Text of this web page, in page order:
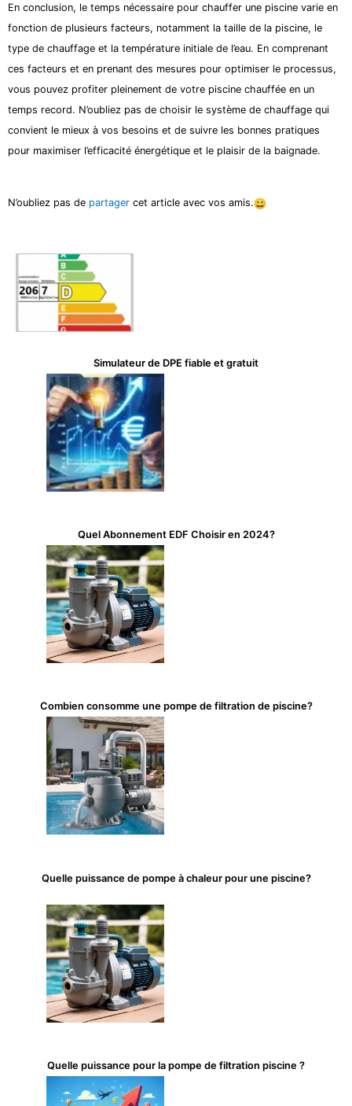
En conclusion, le temps nécessaire pour chauffer une piscine varie en
fonction de plusieurs facteurs, notamment la taille de la piscine, le
type de chauffage et la température initiale de l’eau. En comprenant
ces facteurs et en prenant des mesures pour optimiser le processus,
vous pouvez profiter pleinement de votre piscine chauffée en un
temps record. N’oubliez pas de choisir le système de chauffage qui
convient le mieux à vos besoins et de suivre les bonnes pratiques
pour maximiser l’efficacité énergétique et le plaisir de la baignade.
N’oubliez pas de partager cet article avec vos amis.
Simulateur de DPE fiable​ et gratuit
Quel Abonnement EDF Choisir en 2024?
Combien consomme une pompe de filtration de piscine?
Quelle puissance de pompe à chaleur pour une piscine?
Quelle puissance pour la pompe de filtration piscine ?